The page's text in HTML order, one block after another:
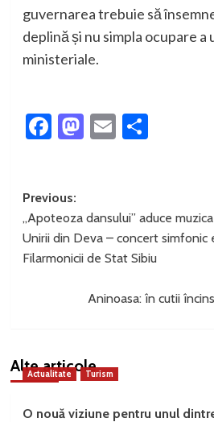
guvernarea trebuie să
deplină și nu simpla ocupare a
ministeriale.
Facebook
Mastodon
Email
Post
navigation
Previous:
„Apoteoza dansului” aduce
Unirii din Deva – concert simfonic
Filarmonicii de Stat Sibiu
Aninoasa: în cutii
Alte articole
Actualitate Turism
O nouă viziune pentru unul